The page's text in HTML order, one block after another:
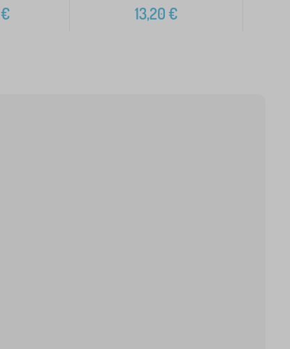
€ 13,20€